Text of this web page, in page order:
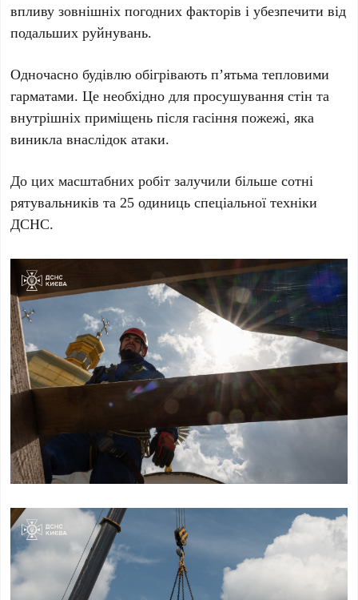
впливу зовнішніх погодних факторів і убезпечити від
подальших руйнувань.
Одночасно будівлю обігріваютьп’ятьма тепловими
гарматами. Це необхідно для просушування стін та
внутрішніх приміщень після гасіння пожежі, яка
виникла внаслідок атаки.
До цих масштабних робіт залучили більшесотні
рятувальників та25 одиниць спеціальної техніки
ДСНС.